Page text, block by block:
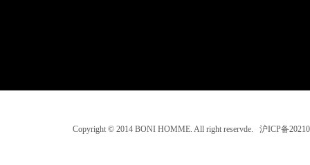
Copyright © 2014 BONI HOMME. All right reservde. 沪ICP备